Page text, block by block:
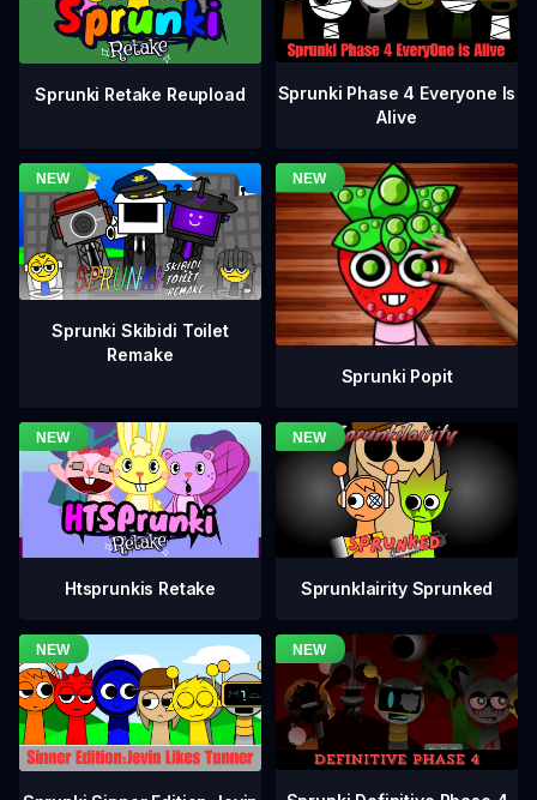
Sprunki Retake Reupload
Sprunki Phase 4 Everyone Is
Alive
Sprunki Skibidi Toilet
Remake
Sprunki Popit
Htsprunkis Retake Sprunklairity Sprunked